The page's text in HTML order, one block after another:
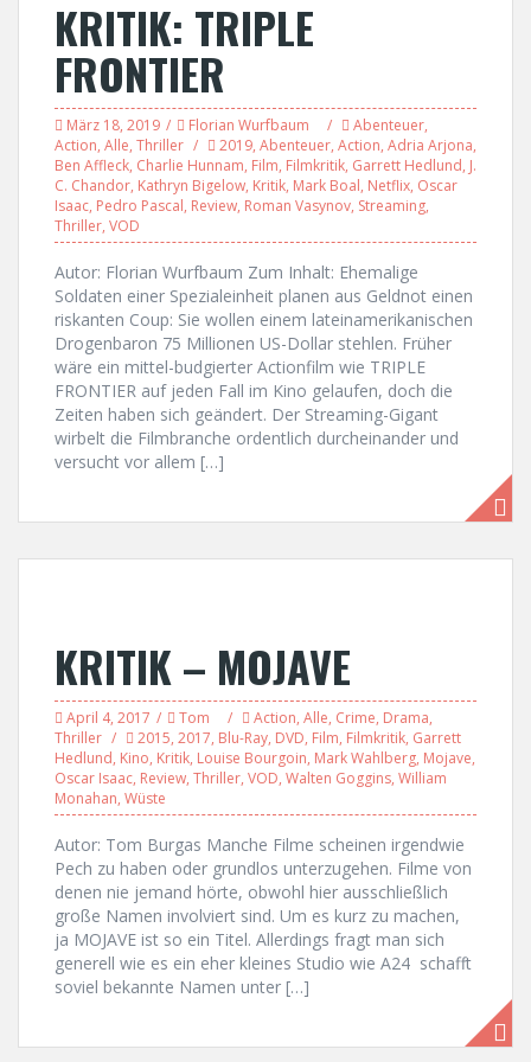
KRITIK: TRIPLE
FRONTIER
März 18, 2019 Florian Wurfbaum Abenteuer,
Action, Alle, Thriller 2019, Abenteuer, Action, Adria Arjona,
Ben Affleck, Charlie Hunnam, Film, Filmkritik, Garrett Hedlund, J.
C. Chandor, Kathryn Bigelow, Kritik, Mark Boal, Netflix, Oscar
Isaac, Pedro Pascal, Review, Roman Vasynov, Streaming,
Thriller, VOD
Autor: Florian Wurfbaum Zum Inhalt: Ehemalige
Soldaten einer Spezialeinheit planen aus Geldnot einen
riskanten Coup: Sie wollen einem lateinamerikanischen
Drogenbaron 75 Millionen US-Dollar stehlen. Früher
wäre ein mittel-budgierter Actionfilm wie TRIPLE
FRONTIER auf jeden Fall im Kino gelaufen, doch die
Zeiten haben sich geändert. Der Streaming-Gigant
wirbelt die Filmbranche ordentlich durcheinander und
versucht vor allem […]
KRITIK – MOJAVE
April 4, 2017 Tom Action, Alle, Crime, Drama,
Thriller
2015, 2017, Blu-Ray, DVD, Film, Filmkritik, Garrett
Hedlund, Kino, Kritik, Louise Bourgoin, Mark Wahlberg, Mojave,
Oscar Isaac, Review, Thriller, VOD, Walten Goggins, William
Monahan, Wüste
Autor: Tom Burgas Manche Filme scheinen irgendwie
Pech zu haben oder grundlos unterzugehen. Filme von
denen nie jemand hörte, obwohl hier ausschließlich
große Namen involviert sind. Um es kurz zu machen,
ja MOJAVE ist so ein Titel. Allerdings fragt man sich
generell wie es ein eher kleines Studio wie A24 schafft
soviel bekannte Namen unter […]